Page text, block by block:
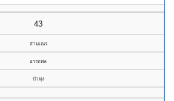
43
สามเณร
อรรถพล
บัวหุ่ง